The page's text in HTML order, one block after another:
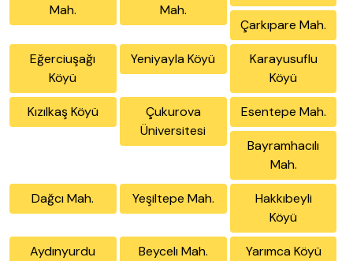
Mah.
Mah.
Çarkıpare Mah.
Eğerciuşağı
Köyü
Yeniyayla Köyü
Karayusuflu
Köyü
Kızılkaş Köyü
Çukurova
Üniversitesi
Esentepe Mah.
Bayramhacılı
Mah.
Dağcı Mah. Yeşiltepe Mah.
Hakkıbeyli
Köyü
Aydınyurdu
Beycelı Mah. Yarımca Köyü